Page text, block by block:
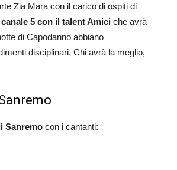
Zia Mara con il carico di ospiti di
5 con il talent Amici che avrà
di Capodanno abbiano
disciplinari. Chi avrà la meglio,
Sanremo con i cantanti: